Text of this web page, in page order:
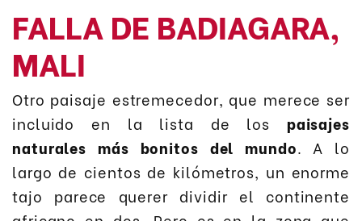
FALLA DE BADIAGARA,
MALI
Otro paisaje estremecedor, que merece ser
incluido en la lista de los paisajes
naturales más bonitos del mundo. A lo
largo de cientos de kilómetros, un enorme
tajo parece querer dividir el continente